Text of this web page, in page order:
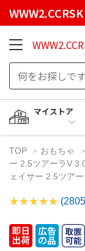
マイストア
TOP おもちゃ
ー 2.5ツアーラV
ェイサー 2.5ツア